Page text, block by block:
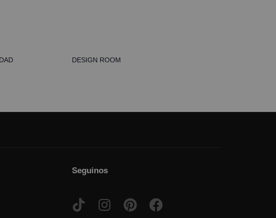
DESIGN ROOM
Seguinos